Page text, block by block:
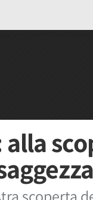
alla
scoperta